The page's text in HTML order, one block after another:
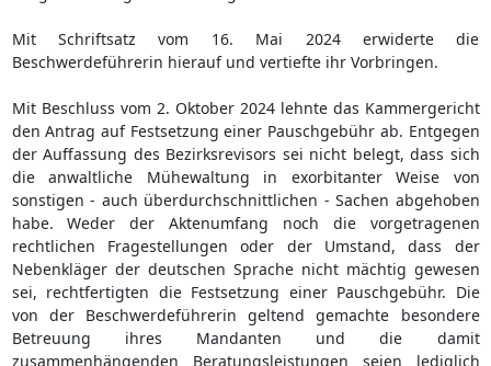
Mit Schriftsatz vom 16. Mai 2024 erwiderte die
Beschwerdeführerin hierauf und vertiefte ihr Vorbringen.
Mit Beschluss vom 2. Oktober 2024 lehnte das Kammergericht
den Antrag auf Festsetzung einer Pauschgebühr ab. Entgegen
der Auffassung des Bezirksrevisors sei nicht belegt, dass sich
die anwaltliche Mühewaltung in exorbitanter Weise von
sonstigen - auch überdurchschnittlichen - Sachen abgehoben
habe. Weder der Aktenumfang noch die vorgetragenen
rechtlichen Fragestellungen oder der Umstand, dass der
Nebenkläger der deutschen Sprache nicht mächtig gewesen
sei, rechtfertigten die Festsetzung einer Pauschgebühr. Die
von der Beschwerdeführerin geltend gemachte besondere
Betreuung ihres Mandanten und die damit
zusammenhängenden Beratungsleistungen seien lediglich